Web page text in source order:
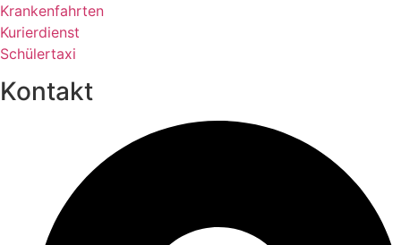
Krankenfahrten
Kurierdienst
Schülertaxi
Kontakt